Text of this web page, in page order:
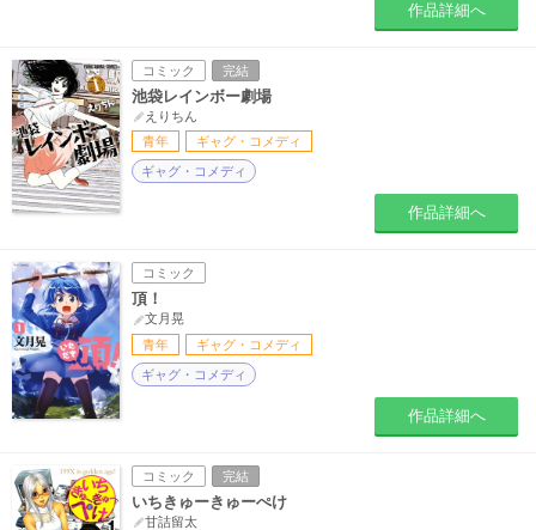
作品詳細へ
コミック 完結
池袋レインボー劇場
えりちん
青年
ギャグ・コメディ
ギャグ・コメディ
作品詳細へ
コミック
頂！
文月晃
青年
ギャグ・コメディ
ギャグ・コメディ
作品詳細へ
コミック 完結
いちきゅーきゅーぺけ
甘詰留太